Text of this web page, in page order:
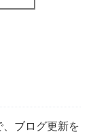
ブログ更新を